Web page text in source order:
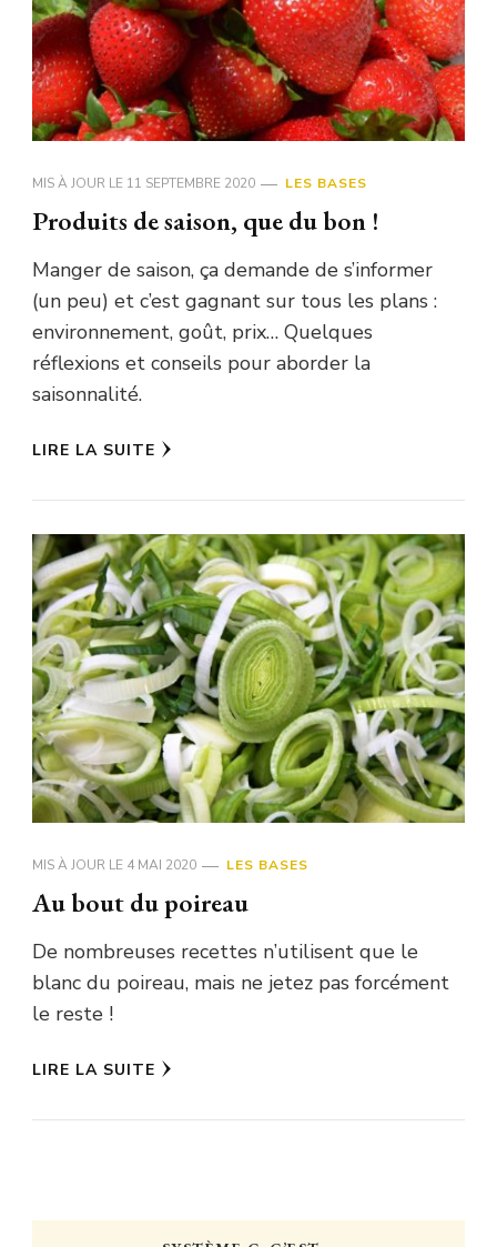
MIS À JOUR LE 11 SEPTEMBRE 2020 LES BASES
Produits de saison, que du bon !
Manger de saison, ça demande de s’informer
(un peu) et c’est gagnant sur tous les plans :
environnement, goût, prix… Quelques
réflexions et conseils pour aborder la
saisonnalité.
LIRE LA SUITE
MIS À JOUR LE 4 MAI 2020 LES BASES
Au bout du poireau
De nombreuses recettes n’utilisent que le
blanc du poireau, mais ne jetez pas forcément
le reste !
LIRE LA SUITE